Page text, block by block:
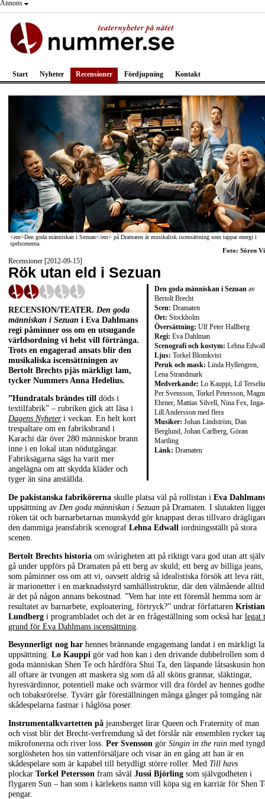
Annons
Start Nyheter Recensioner Fördjupning Kontakt
<em>Den goda människan i Sezuan</em> på Dramaten är musikalisk iscensättning som tappar energi i
spelscenerna.
Foto: Sören
Recensioner [2012-09-15]
Rök utan eld i Sezuan
Den goda människan i Sezuan av
Bertolt Brecht
Scen: Dramaten
Ort: Stockholm
Översättning: Ulf Peter Hallberg
Regi: Eva Dahlman
Scenografi och kostym: Lehna Edwall
Ljus: Torkel Blomkvist
Peruk och mask: Linda Hyllengren,
Lena Strandmark
Medverkande: Lo Kauppi, Lil
Per Svensson, Torkel Petersson,
Ehrner, Mattias Silvell, Nina Fex, Inga-
Lill Andersson med flera
Musiker: Johan Lindström, Dan
Berglund, Johan Carlberg, Göran
Martling
Länk: Dramaten
RECENSION/TEATER. Den goda
människan i Sezuan i Eva Dahlmans
regi påminner oss om en utsugande
världsordning vi helst vill förtränga.
Trots en engagerad ansats blir den
musikaliska iscensättningen av
Bertolt Brechts pjäs märkligt lam,
tycker Nummers Anna Hedelius.
”Hundratals brändes till döds i
textilfabrik” – rubriken gick att läsa i
Dagens Nyheter i veckan. En helt kort
trespaltare om en fabriksbrand i
Karachi där över 280 människor brann
inne i en lokal utan nödutgångar.
Fabriksägarna sägs ha varit mer
angelägna om att skydda kläder och
tyger än sina anställda.
De pakistanska fabrikörerna skulle platsa väl på rollistan i Eva Dahlmans
uppsättning av Den goda människan i Sezuan på Dramaten. I slutakten
röken tät och barnarbetarnas munskydd gör knappast deras tillvaro
den dammiga jeansfabrik scenograf Lehna Edwall iordningsställt på stora
scenen.
Bertolt Brechts historia om svårigheten att på riktigt vara god utan att själv
gå under uppförs på Dramaten på ett berg av skuld; ett berg av billiga jeans,
som påminner oss om att vi, oavsett aldrig så idealistiska försök att leva rätt,
är marionetter i en marknadsstyrd samhällsstruktur, där den välmående alltid
är det på någon annans bekostnad. ”Vem har inte ett föremål hemma som är
resultatet av barnarbete, exploatering, förtryck?” undrar författaren Kristian
Lundberg i programbladet och det är en frågeställning som också har legat
grund för Eva Dahlmans iscensättning
Besynnerligt nog har hennes brännande engagemang landat i en märkligt
uppsättning. Lo Kauppi gör vad hon kan i den drivande dubbelrollen som
goda människan Shen Te och hårdföra Shui Ta, den läspande låtsaskusin hon
all oftare är tvungen att maskera sig som då all sköns grannar, släktingar,
hyresvärdinnor, potentiell make och svärmor vill dra fördel av hennes
och tobaksrörelse. Tyvärr går föreställningen många gånger på tomgång när
skådespelarna fastnar i håglösa poser.
Instrumentalkvartetten på jeansberget lirar Queen och Fraternity of man
och visst blir det Brecht-verfremdung så det förslår när ensemblen rycker
mikrofonerna och river loss. Per Svensson gör Singin in the rain med
sorglösheten hos sin vattenförsäljare och visar än en gång att han är en
skådespelare som är kapabel till betydligt större roller. Med Till havs
plockar Torkel Petersson fram såväl Jussi Björling som självgodheten i
flygaren Sun – han som i kärlekens namn vill köpa sig en karriär för Shen
pengar.